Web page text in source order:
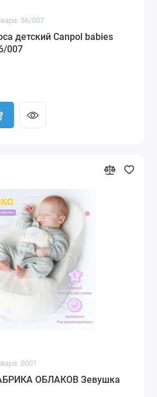
56/007
детский Canpol babies
007
0001
ОБЛАКОВ Зевушка